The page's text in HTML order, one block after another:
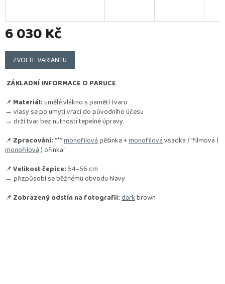
6 030 Kč
Měrná
cena:
ZVOLTE VARIANTU
ZÁKLADNÍ INFORMACE O PARUCE
📌Materiál:umělé vlákno s pamětí tvaru
→ vlasy se po umytí vrací do původního účesu
→ drží tvar bez nutnosti tepelné úpravy
📌Zpracování:***monofilovápěšinka +monofilovávsadka / "filmová (
monofilová) ofinka"
📌Velikost čepice: 54–56 cm
→ přizpůsobí se běžnému obvodu hlavy
📌Zobrazený odstín na fotografii:darkbrown